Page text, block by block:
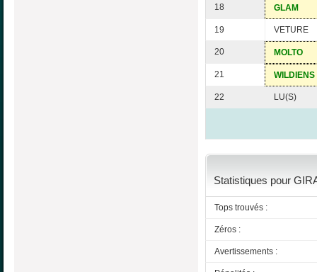
18 GLAM
19 VETURE
20 MOLTO
21 WILDIENS
22 LU(S)
Statistiques pour
Tops trouvés :
Zéros :
Avertissements :